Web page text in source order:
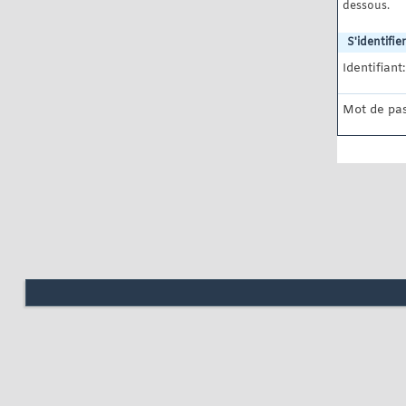
dessous.
S'identifier
Identifiant:
Mot de